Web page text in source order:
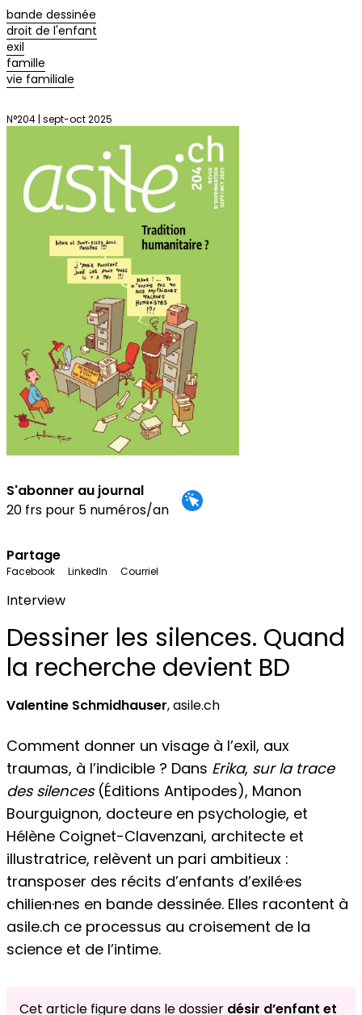
bande dessinée
droit de l'enfant
exil
famille
vie familiale
N°204 | sept-oct 2025
S'abonner au journal
20 frs pour 5 numéros/an
Partage
Facebook LinkedIn Courriel
Interview
Dessiner les silences. Quand
la recherche devient BD
Valentine Schmidhauser, asile.ch
Comment donner un visage à l’exil, aux
traumas, à l’indicible ? Dans Erika, sur la trace
des silences(Éditions Antipodes), Manon
Bourguignon, docteure en psychologie, et
Hélène Coignet-Clavenzani, architecte et
illustratrice, relèvent un pari ambitieux :
transposer des récits d’enfants d’exilé·es
chilien·nes en bande dessinée. Elles racontent à
asile.ch ce processus au croisement de la
science et de l’intime.
Cet article figure dans le dossier désir d’enfant et